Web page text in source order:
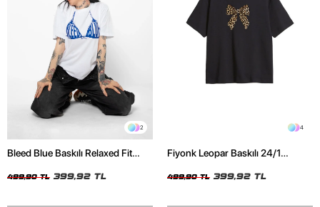
2
Bleed Blue Baskılı Relaxed Fit
499,90 TL 399,92 TL
4
Fiyonk Leopar Baskılı 24/1
Tshirt
499,90 TL 399,92 TL